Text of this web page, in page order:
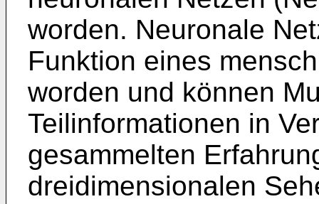
worden. Neuronale
Funktion eines
worden und können
Teilinformationen in
gesammelten
dreidimensionalen